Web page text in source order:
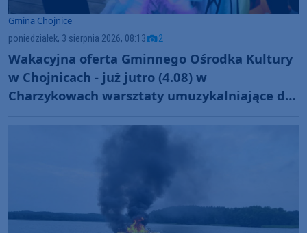
Gmina Chojnice
poniedziałek, 3 sierpnia 2026, 08:13 2
Wakacyjna oferta Gminnego Ośrodka Kultury
w Chojnicach - już jutro (4.08) w
Charzykowach warsztaty umuzykalniające dla